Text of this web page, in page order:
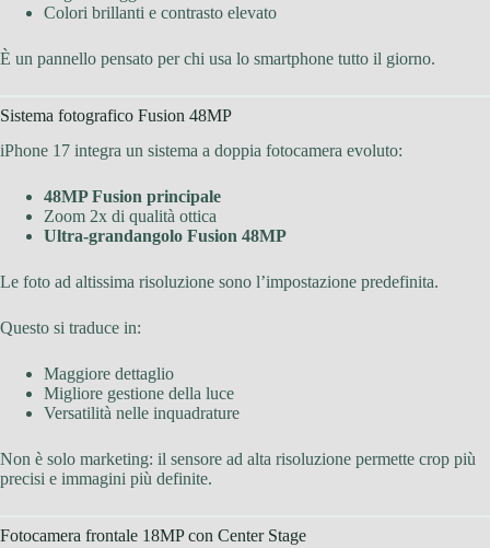
Colori brillanti e contrasto elevato
È un pannello pensato per chi usa lo smartphone tutto il giorno.
Sistema fotografico Fusion 48MP
iPhone 17 integra un sistema a doppia fotocamera evoluto:
48MP Fusion principale
Zoom 2x di qualità ottica
Ultra-grandangolo Fusion 48MP
Le foto ad altissima risoluzione sono l’impostazione predefinita.
Questo si traduce in:
Maggiore dettaglio
Migliore gestione della luce
Versatilità nelle inquadrature
Non è solo marketing: il sensore ad alta risoluzione permette crop più
precisi e immagini più definite.
Fotocamera frontale 18MP con Center Stage